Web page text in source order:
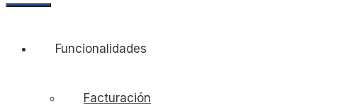
Funcionalidades
Facturación